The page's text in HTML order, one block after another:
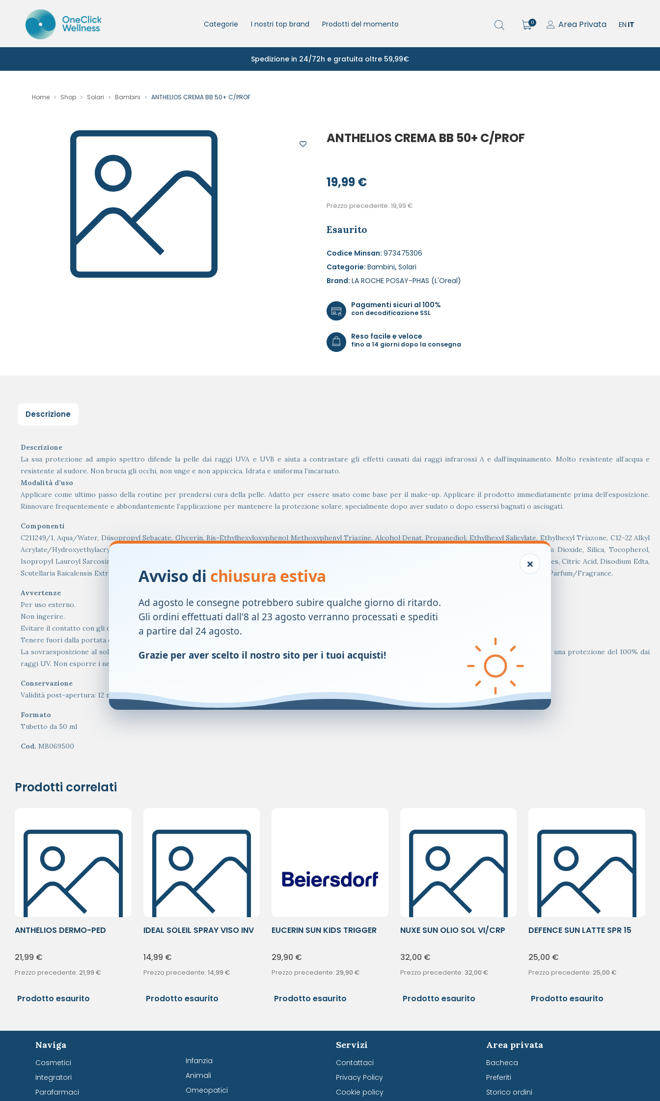
Categorie I nostri top brand Prodotti del momento EN IT
Area Privata
0
Spedizione in 24/72h e gratuita oltre 59,99€
Home Shop Solari Bambini ANTHELIOS CREMA BB 50+ C/PROF
ANTHELIOS CREMA BB 50+ C/PROF
19,99€
Prezzo precedente: 19,99 €
Esaurito
Codice Minsan: 973475306
Categorie: Bambini, Solari
Brand: LA ROCHE POSAY-PHAS (L'Oreal)
Pagamenti sicuri al 100%
con decodificazione SSL
Reso facile e veloce
fino a 14 giorni dopo la consegna
Descrizione
Descrizione
La sua protezione ad ampio spettro difende la pelle dai raggi UVA e UVB e aiuta a contrastare gli effetti causati dai raggi infrarossi A e dall’inquinamento. Molto resistente all’acqua e
resistente al sudore. Non brucia gli occhi, non unge e non appiccica. Idrata e uniforma l’incarnato.
Modalità d’uso
Applicare come ultimo passo della routine per prendersi cura della pelle. Adatto per essere usato come base per il make-up. Applicare il prodotto immediatamente prima dell’esposizione.
Rinnovare frequentemente e abbondantemente l’applicazione per mantenere la protezione solare, specialmente dopo aver sudato o dopo essersi bagnati o asciugati.
Componenti
C211249/1, Aqua/Water, Diisopropyl Sebacate, Glycerin, Bis-Ethylhexyloxyphenol Methoxyphenyl Triazine, Alcohol Denat, Propanediol, Ethylhexyl Salicylate, Ethylhexyl Triazone, C12-22 Alkyl
Acrylate/Hydroxyethylacrylate Copolymer, Drometrizole Trisiloxane, Butyl Methoxydibenzoylmethane, Aluminum Starch Octenylsuccinate, CI 77891/Titanium Dioxide, Silica, Tocopherol,
Isopropyl Lauroyl Sarcosinate, Acrylates Copolymer, Ammonium Acryloyldimethyltaurate/Vp Copolymer, Caprylyl Glycol, CI 77491, CI 77492, CI 77499/Iron Oxides, Citric Acid, Disodium Edta,
Scutellaria Baicalensis Extract/Scutellaria Baicalensis Root Extract, T-Butyl Alcohol, Terephthalylidene Dicamphor Sulfonic Acid, Triethanolamine, Xanthan Gum, Parfum/Fragrance.
Avvertenze
Per uso esterno.
Non ingerire.
Evitare il contatto con gli occhi.
Tenere fuori dalla portata dei bambini.
La sovraesposizione al sole è pericolosa. Non rimanere troppo a lungo al sole anche se si utilizza un prodotto per la protezione solare, perché non assicura una protezione del 100% dai
raggi UV. Non esporre i neonati e i bambini piccoli direttamente al sole.
Conservazione
Validità post-apertura: 12 mesi.
Formato
Tubetto da 50 ml
Cod. MB069500
Prodotti correlati
ANTHELIOS DERMO-PED
21,99 €
Prezzo precedente: 21,99 €
Prodotto esaurito
IDEAL SOLEIL SPRAY VISO INV
14,99 €
Prezzo precedente: 14,99 €
Prodotto esaurito
EUCERIN SUN KIDS TRIGGER
29,90 €
Prezzo precedente: 29,90 €
Prodotto esaurito
NUXE SUN OLIO SOL VI/CRP
32,00 €
Prezzo precedente: 32,00 €
Prodotto esaurito
DEFENCE SUN LATTE SPR 15
25,00 €
Prezzo precedente: 25,00 €
Prodotto esaurito
Naviga
Cosmetici
Integratori
Parafarmaci
Infanzia
Animali
Omeopatici
Servizi
Contattaci
Privacy Policy
Cookie policy
Area privata
Bacheca
Preferiti
Storico ordini
×
Avviso di chiusura estiva
Ad agosto le consegne potrebbero subire qualche giorno di ritardo.
Gli ordini effettuati dall'8 al 23 agosto verranno processati e spediti
a partire dal 24 agosto.
Grazie per aver scelto il nostro sito per i tuoi acquisti!